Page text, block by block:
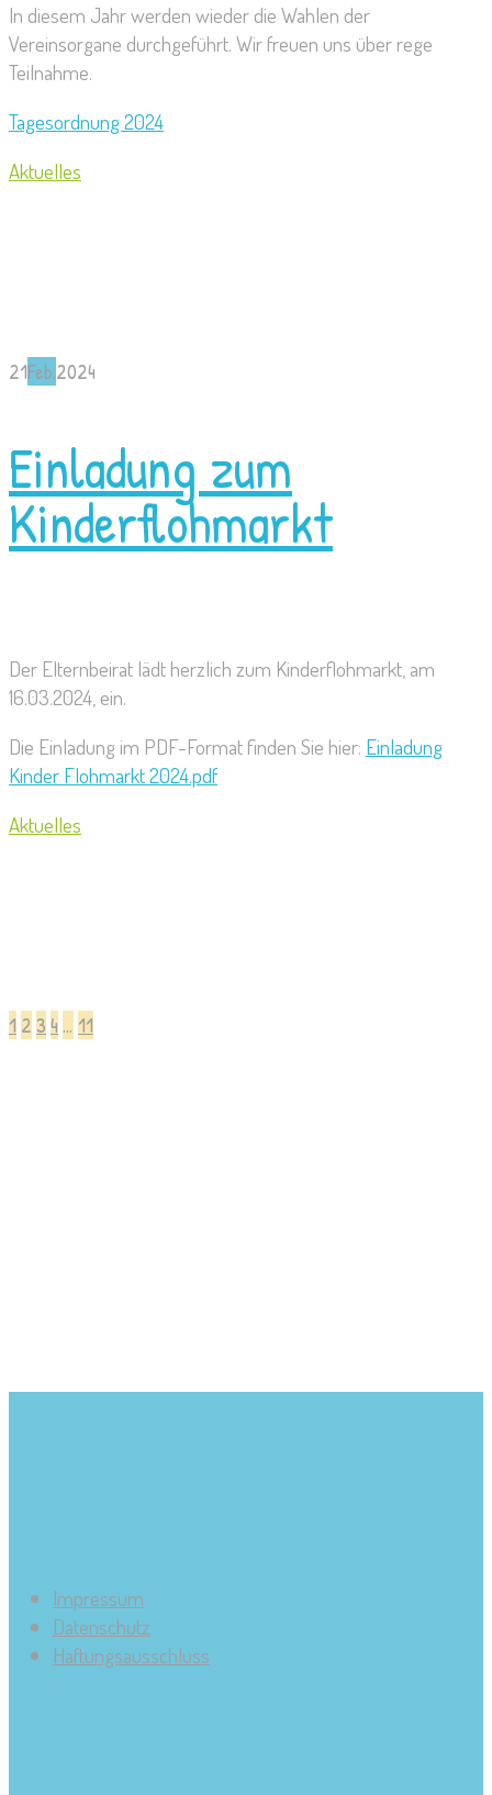
In diesem Jahr werden wieder die Wahlen der
Vereinsorgane durchgeführt. Wir freuen uns über rege
Teilnahme.
Tagesordnung 2024
Aktuelles
21Feb.2024
Einladung zum
Kinderflohmarkt
Der Elternbeirat lädt herzlich zum Kinderflohmarkt, am
16.03.2024, ein.
Die Einladung im PDF-Format finden Sie hier: Einladung
Kinder Flohmarkt 2024.pdf
Aktuelles
1 2 34 … 11
Impressum
Datenschutz
Haftungsausschluss